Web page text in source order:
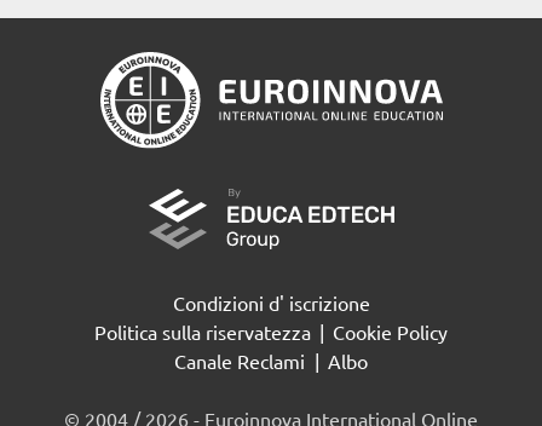
Condizioni d' iscrizione
Politica sulla riservatezza
Cookie Policy
Canale Reclami
Albo
© 2004 / 2026 - Euroinnova International Online